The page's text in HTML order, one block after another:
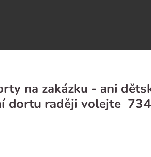
na zakázku - ani
dortu raději volejte